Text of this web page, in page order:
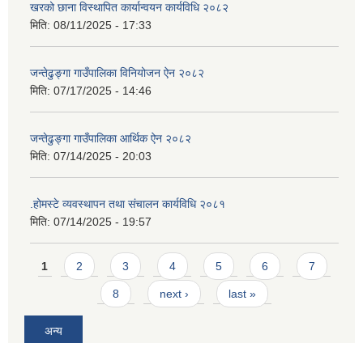
खरको छाना विस्थापित कार्यान्वयन कार्यविधि २०८२
मिति: 08/11/2025 - 17:33
जन्तेढुङ्गा गाउँपालिका विनियोजन ऐन २०८२
मिति: 07/17/2025 - 14:46
जन्तेढुङ्गा गाउँपालिका आर्थिक ऐन २०८२
मिति: 07/14/2025 - 20:03
.होमस्टे व्यवस्थापन तथा संचालन कार्यविधि २०८१
मिति: 07/14/2025 - 19:57
Pages
1 2 3 4 5 6 7
8 next › last »
अन्य